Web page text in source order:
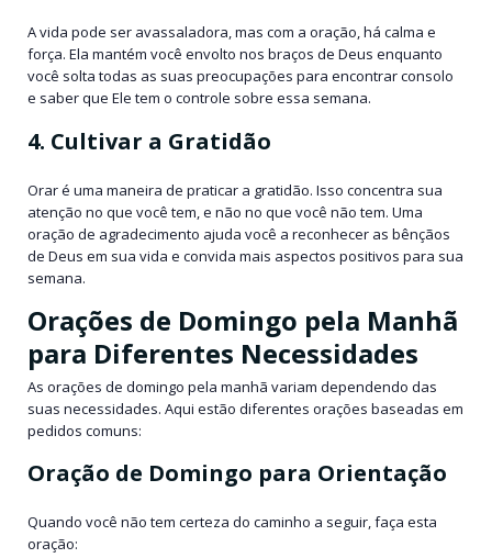
A vida pode ser avassaladora, mas com a oração, há calma e
força. Ela mantém você envolto nos braços de Deus enquanto
você solta todas as suas preocupações para encontrar consolo
e saber que Ele tem o controle sobre essa semana.
4. Cultivar a Gratidão
Orar é uma maneira de praticar a gratidão. Isso concentra sua
atenção no que você tem, e não no que você não tem. Uma
oração de agradecimento ajuda você a reconhecer as bênçãos
de Deus em sua vida e convida mais aspectos positivos para sua
semana.
Orações de Domingo pela Manhã
para Diferentes Necessidades
As orações de domingo pela manhã variam dependendo das
suas necessidades. Aqui estão diferentes orações baseadas em
pedidos comuns:
Oração de Domingo para Orientação
Quando você não tem certeza do caminho a seguir, faça esta
oração: